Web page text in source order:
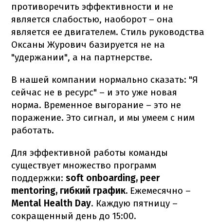
противоречить эффективности и не
является слабостью, наоборот – она
является ее двигателем. Стиль руководства
Оксаны Журович базируется не на
"удержании", а на партнерстве.
В нашей компании нормально сказать: "Я
сейчас не в ресурс" – и это уже новая
норма. Временное выгорание – это не
поражение. Это сигнал, и мы умеем с ним
работать.
Для эффективной работы команды
существует множество программ
поддержки: soft onboarding, peer
mentoring, гибкий график. Ежемесячно –
Mental Health Day. Каждую пятницу –
сокращенный день до 15:00.